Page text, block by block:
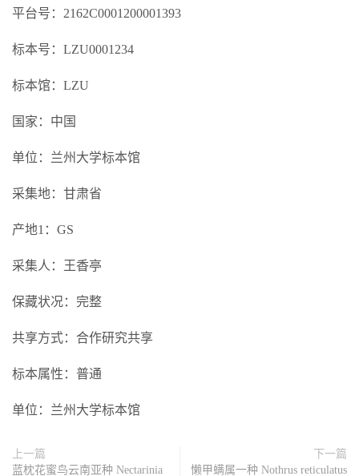
平台号：2162C0001200001393
标本号：LZU0001234
标本馆：LZU
国家：中国
单位：兰州大学标本馆
采集地：甘肃省
产地1：GS
采集人：王香亭
保藏状况：完整
共享方式：合作研究共享
标本属性：普通
单位：兰州大学标本馆
上一篇
蓝枕花蜜鸟云南亚种 Nectarinia
下一篇
懒甲螨属一种 Nothrus reticulatus